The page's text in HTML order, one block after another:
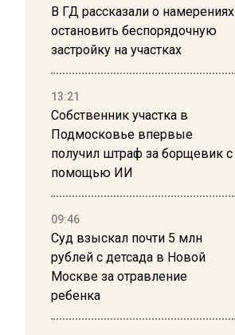
В ГД рассказали о намерениях
остановить беспорядочную
застройку на участках
13:21
Собственник участка в
Подмосковье впервые
получил штраф за борщевик с
помощью ИИ
09:46
Суд взыскал почти 5 млн
рублей с детсада в Новой
Москве за отравление
ребенка